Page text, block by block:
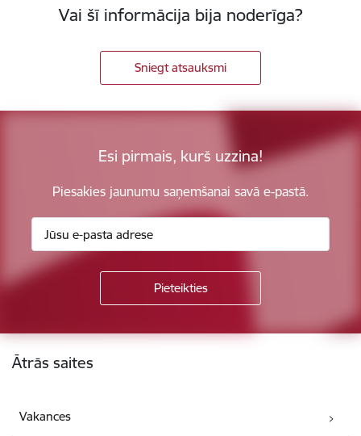
Vai šī informācija bija noderīga?
Sniegt atsauksmi
Esi pirmais, kurš uzzina!
Piesakies jaunumu saņemšanai savā e-pastā.
Kājene
Ātrās saites
Vakances